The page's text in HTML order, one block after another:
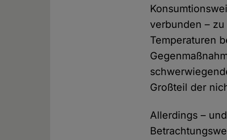
verbunden –
Temperaturen
Großteil der
Allerdings –